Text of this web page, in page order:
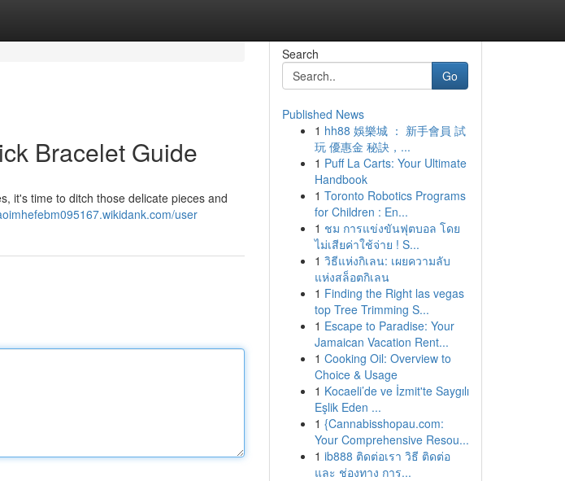
Bracelet Guide
it's time to ditch those delicate pieces and
user
Search
Go
Published News
1 hh88 娛樂城 ： 新手會員 試
玩 優惠金 秘訣，...
1 Puff La Carts: Your Ultimate
Handbook
1 Toronto Robotics Programs
for Children : En...
1 ชม การแข่งขันฟุตบอล โดย
ไม่เสียค่าใช้จ่าย ! S...
1 วิธีแห่งกิเลน: เผยความลับ
แห่งสล็อตกิเลน
1 Finding the Right las vegas
top Tree Trimming S...
1 Escape to Paradise: Your
Jamaican Vacation Rent...
1 Cooking Oil: Overview to
Choice & Usage
1 Kocaeli’de ve İzmit'te Saygılı
Eşlik Eden ...
1 {Cannabisshopau.com:
Your Comprehensive Resou...
1 ib888 ติดต่อเรา วิธี ติดต่อ
และ ช่องทาง การ...